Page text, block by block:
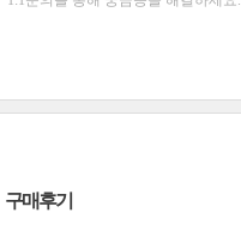
구매후기